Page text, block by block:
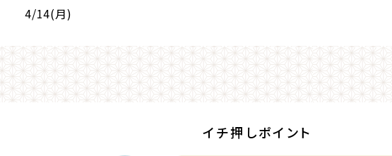
4/14(月)
イチ押しポイント